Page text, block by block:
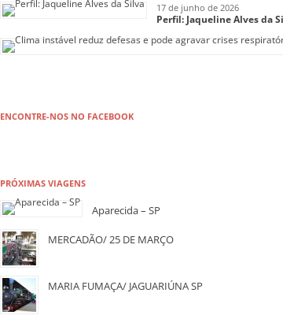
17 de junho de 2026
Perfil: Jaqueline Alves da
ENCONTRE-NOS NO FACEBOOK
PRÓXIMAS VIAGENS
Aparecida – SP
MERCADÃO/ 25 DE MARÇO
MARIA FUMAÇA/ JAGUARIÚNA SP